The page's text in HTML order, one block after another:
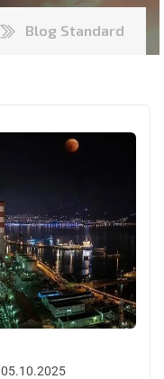
Blog Standard
05.10.2025